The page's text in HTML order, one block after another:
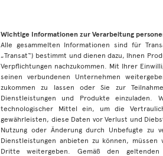
Wichtige Informationen zur Verarbeitung
Alle gesammelten Informationen sind für
„Transat“) bestimmt und dienen dazu, Ihnen
Verpflichtungen nachzukommen. Mit Ihrer
seinen verbundenen Unternehmen
zukommen zu lassen oder Sie zur
Dienstleistungen und Produkte einzuladen.
technologischer Mittel ein, um die
gewährleisten, diese Daten vor Verlust und
Nutzung oder Änderung durch Unbefugte zu
Dienstleistungen anbieten zu können,
Dritte weitergeben. Gemäß den